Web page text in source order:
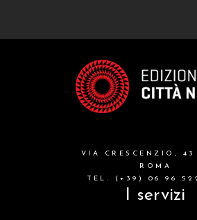
VIA CRESCENZIO, 43
ROMA
TEL. (+39) 06 96
I servizi